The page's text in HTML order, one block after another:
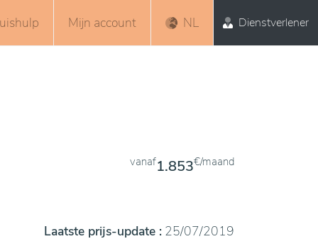
Mijn account NL Dienstverlener
vanaf1.853€/maand
Laatste prijs-update : 25/07/2019